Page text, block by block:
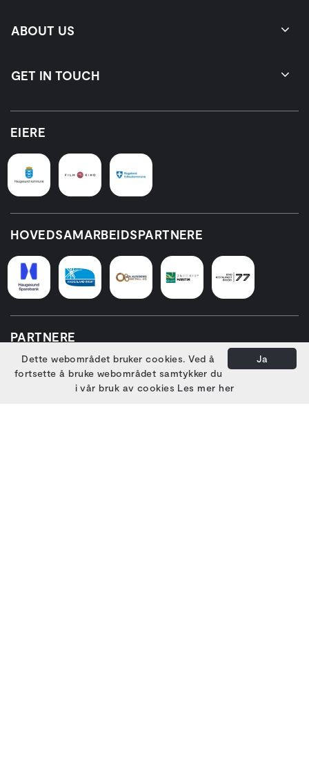
ABOUT US
GET IN TOUCH
EIERE
HOVEDSAMARBEIDSPARTNERE
PARTNERE
Ja
Dette webområdet bruker cookies. Ved å
fortsette å bruke webområdet samtykker du
i vår bruk av cookies Les mer her